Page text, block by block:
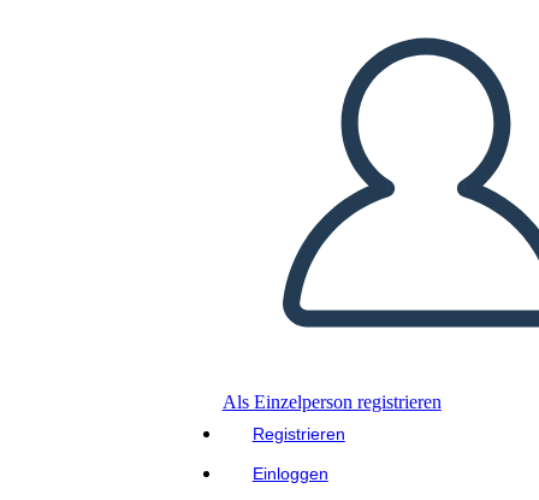
Als Einzelperson registrieren
Registrieren
Einloggen
Kopieren Sie dieses Storyboard
ERSTELLEN SIE EIN STORYBOARD
DIASHOW ABSPIELEN
LIES MIR VOR